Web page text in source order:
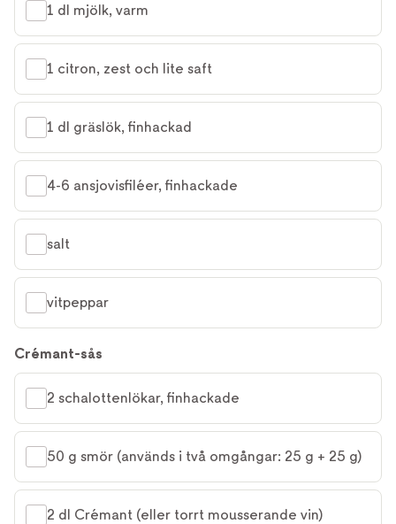
1 dl mjölk, varm
1 citron, zest och lite saft
1 dl gräslök, finhackad
4-6 ansjovisfiléer, finhackade
salt
vitpeppar
Crémant-sås
2 schalottenlökar, finhackade
50 g smör (används i två omgångar: 25 g + 25 g)
2 dl Crémant (eller torrt mousserande vin)